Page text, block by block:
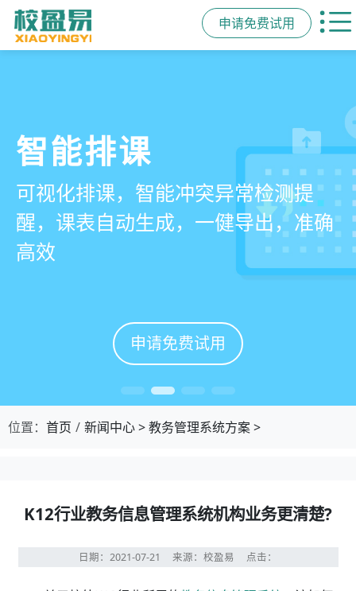
申请免费试用
管学校，用校盈易
培训机构教务管理系
统
有效提升运营管理效率45%
申请免费试用
智能排课
可视化排课，智能冲突异常检测提
醒，课表自动生成，一健导出，准确
高效
申请免费试用
课时统计
学员签到同步扣减课时，老师带课量
自动统计、汇总，数据清晰可查免扯
皮
申请免费试用
家校互动
一部手机链接教师、学员、家长，沟
通互动零距离，服务贴心铸口碑促续
费
申请免费试用
位置： 首页 新闻中心>教务管理系统方案>
K12行业教务信息管理系统机构业务更清楚?
日期：2021-07-21 来源：校盈易 点击：